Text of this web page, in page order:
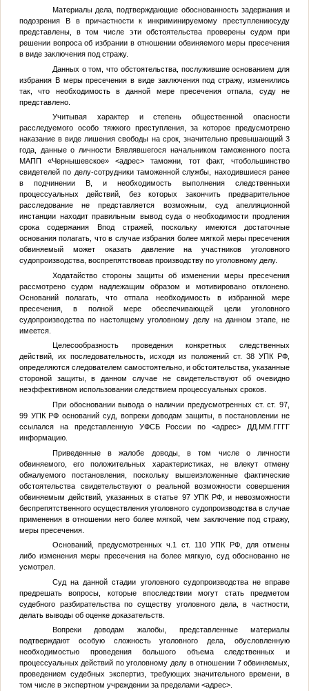
Материалы дела, подтверждающие обоснованность задержания и
подозрения Вв причастности к инкриминируемому преступлениюсуду
представлены, в том числе эти обстоятельства проверены судом при
решении вопроса об избрании в отношении обвиняемого меры пресечения
в виде заключения под стражу.
Данных о том, что обстоятельства, послужившие основанием для
избрания Вмеры пресечения в виде заключения под стражу, изменились
так, что необходимость в данной мере пресечения отпала, суду не
представлено.
Учитывая характер и степень общественной опасности
расследуемого особо тяжкого преступления, за которое предусмотрено
наказание в виде лишения свободы на срок, значительно превышающий 3
года, данные о личности
Вявлявшегося начальником таможенного поста
МАПП «Чернышевское» <адрес> таможни, тот факт, чтобольшинство
свидетелей по делу-сотрудники таможенной службы, находившиеся ранее
в подчинении
В , и необходимость выполнения следственныхи
процессуальных действий, без которых закончить предварительное
расследование не представляется возможным, суд апелляционной
инстанции находит правильным вывод суда о необходимости продления
срока содержания
Впод стражей, поскольку имеются достаточные
основания полагать, что в случае избрания более мягкой меры пресечения
обвиняемый может оказать давление на участников уголовного
судопроизводства, воспрепятствовав производству по уголовному делу.
Ходатайство стороны защиты об изменении меры пресечения
рассмотрено судом надлежащим образом и мотивировано отклонено.
Оснований полагать, что отпала необходимость в избранной мере
пресечения, в полной мере обеспечивающей цели уголовного
судопроизводства по настоящему уголовному делу на данном этапе, не
имеется.
Целесообразность проведения конкретных следственных
действий, их последовательность, исходя из положений ст. 38 УПК РФ,
определяются следователем самостоятельно, и обстоятельства, указанные
стороной защиты, в данном случае не свидетельствуют об очевидно
неэффективном использовании следствием процессуальных сроков.
При обосновании вывода о наличии предусмотренных ст. ст. 97,
99 УПК РФ оснований суд, вопреки доводам защиты, в постановлении не
ссылался на представленную УФСБ России по<адрес>
ДД.ММ.ГГГГ
информацию.
Приведенные в жалобе доводы, в том числе о личности
обвиняемого, его положительных характеристиках, не влекут отмену
обжалуемого постановления, поскольку вышеизложенные фактические
обстоятельства свидетельствуют о реальной возможности совершения
обвиняемым действий, указанных в статье 97 УПК РФ, и невозможности
беспрепятственного осуществления уголовного судопроизводства в случае
применения в отношении него более мягкой, чем заключение под стражу,
меры пресечения.
Оснований, предусмотренных ч.1 ст. 110 УПК РФ, для отмены
либо изменения меры пресечения на более мягкую, суд обоснованно не
усмотрел.
Суд на данной стадии уголовного судопроизводства не вправе
предрешать вопросы, которые впоследствии могут стать предметом
судебного разбирательства по существу уголовного дела, в частности,
делать выводы об оценке доказательств.
Вопреки доводам жалобы, представленные материалы
подтверждают особую сложность уголовного дела, обусловленную
необходимостью проведения большого объема следственных и
процессуальных действий по уголовному делу в отношении 7 обвиняемых,
проведением судебных экспертиз, требующих значительного времени, в
том числе в экспертном учреждении за пределами <адрес>.